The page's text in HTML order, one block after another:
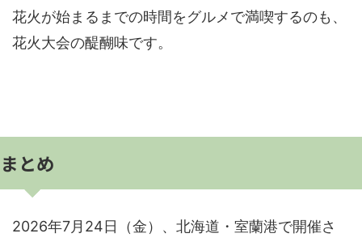
花火が始まるまでの時間をグルメで満喫するのも、
花火大会の醍醐味です。
まとめ
2026年7月24日（金）、北海道・室蘭港で開催さ